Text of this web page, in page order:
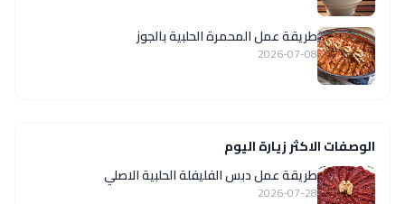
طريقة عمل المحمرة الحلبية بالجوز
2026-07-08
الوصفات الاكثر زيارة اليوم
طريقة عمل دبس الفليفلة الحلبية الاصلي
2026-07-28